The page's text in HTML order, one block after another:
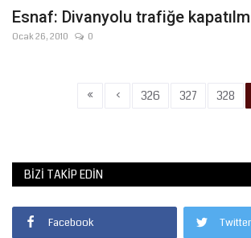
Esnaf: Divanyolu trafiğe
Ocak 26, 2010 0
« ‹ 326 327 328
BIZI TAKIP EDIN
Facebook Twitter